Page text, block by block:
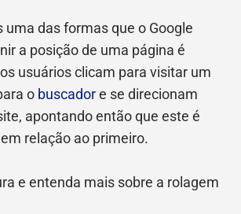
uma das formas que o Google
a posição de uma página é
usuários clicam para visitar um
o buscadore se direcionam
apontando então que este é
relação ao primeiro.
e entenda mais sobre a rolagem